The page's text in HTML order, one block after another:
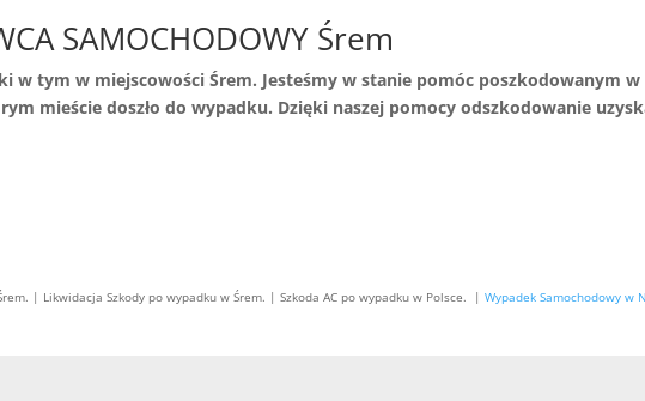
SAMOCHODOWY Śrem
w tym w miejscowości Śrem. Jesteśmy w stanie pomóc poszkodowanym
mieście doszło do wypadku. Dzięki naszej pomocy odszkodowanie
| Likwidacja Szkody po wypadku w Śrem. | Szkoda AC po wypadku w Polsce. |Wypadek Samochodowy w